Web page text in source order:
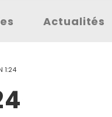
Actualités
1:24